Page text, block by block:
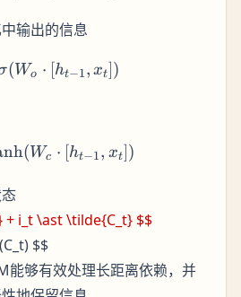
输出的信息
o_t = \sigma(W_o \cdot
(Wo ⋅ [ht−1, xt])
\tilde{C_t} = \tanh(W_c
(Wc ⋅ [ht−1, xt])
+ i_t \ast \tilde{C_t} $$
$$
能够有效处理长距离依赖，并